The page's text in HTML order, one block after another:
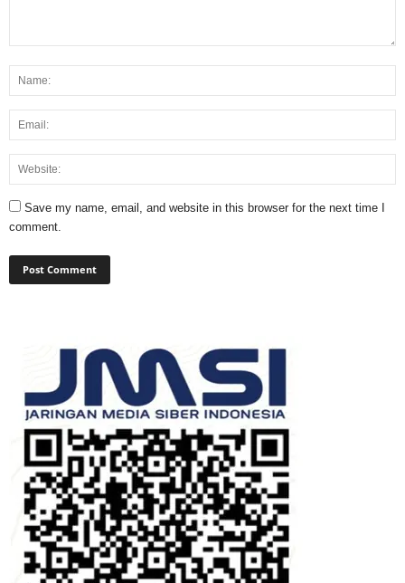
Save my name, email, and website in this browser for the next time I
comment.